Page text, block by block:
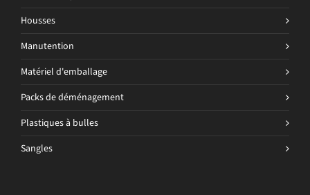
Housses
Manutention
Matériel d'emballage
Packs de déménagement
Plastiques à bulles
Sangles